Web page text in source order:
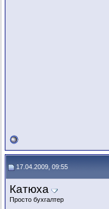
17.04.2009, 09:55
Катюха
Просто бухгалтер